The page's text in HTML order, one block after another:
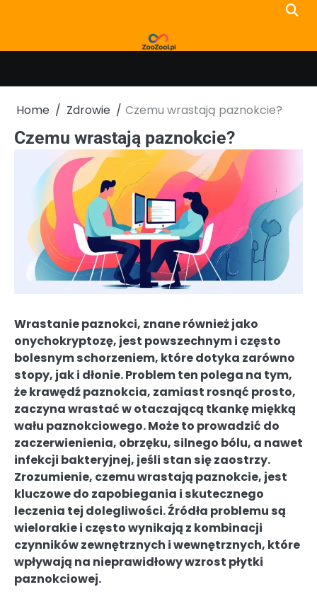
Home Zdrowie Czemu wrastają paznokcie?
Czemu wrastają paznokcie?
Wrastanie paznokci, znane również jako
onychokryptozę, jest powszechnym i często
bolesnym schorzeniem, które dotyka zarówno
stopy, jak i dłonie. Problem ten polega na tym,
że krawędź paznokcia, zamiast rosnąć prosto,
zaczyna wrastać w otaczającą tkankę miękką
wału paznokciowego. Może to prowadzić do
zaczerwienienia, obrzęku, silnego bólu, a nawet
infekcji bakteryjnej, jeśli stan się zaostrzy.
Zrozumienie, czemu wrastają paznokcie, jest
kluczowe do zapobiegania i skutecznego
leczenia tej dolegliwości. Źródła problemu są
wielorakie i często wynikają z kombinacji
czynników zewnętrznych i wewnętrznych, które
wpływają na nieprawidłowy wzrost płytki
paznokciowej.